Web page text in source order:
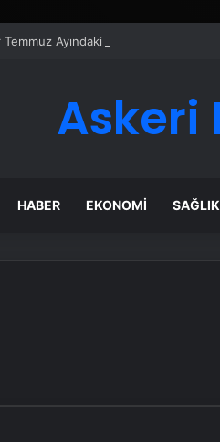
Ayındaki Karar Duruşmasına
Askeri
HABER EKONOMI SAĞLIK